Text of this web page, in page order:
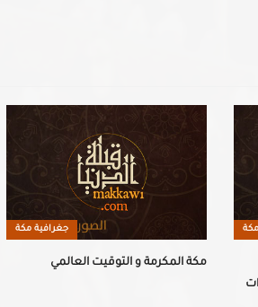
جغرافية مكة
مكة المكرمة و التوقيت العالمي